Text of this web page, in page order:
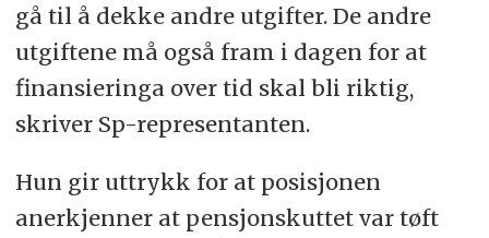
gå til å dekke andre utgifter. De andre
utgiftene må også fram i dagen for at
finansieringa over tid skal bli riktig,
skriver Sp-representanten.
Hun gir uttrykk for at posisjonen
anerkjenner at pensjonskuttet var tøft